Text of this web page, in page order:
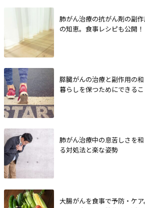
肺がん治療の抗がん剤の副
の知恵。食事レシピも公開！
膵臓がんの治療と副作用の
暮らしを保つためにできる
肺がん治療中の息苦しさを
る対処法と楽な姿勢
大腸がんを食事で予防・ケ